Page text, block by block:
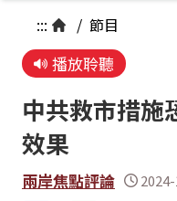
::: / 節目
播放聆聽
中共救市措施
效果
兩岸焦點評論